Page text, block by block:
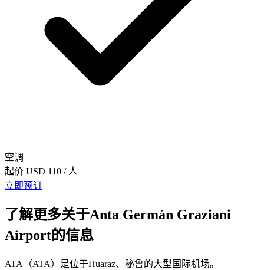
空调
起价 USD 110 / 人
立即预订
了解更多关于Anta Germán Graziani
Airport的信息
ATA（ATA）是位于Huaraz、秘鲁的大型国际机场。